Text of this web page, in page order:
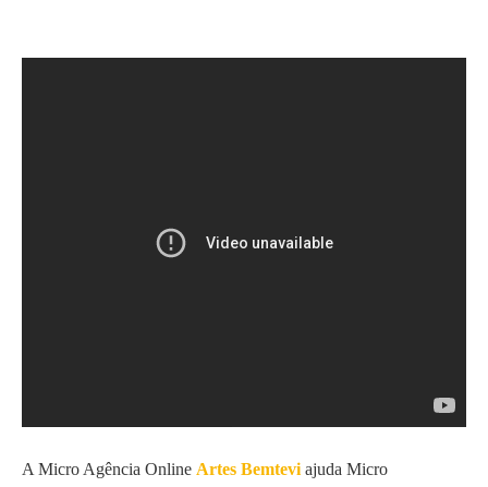
A Micro Agência Online Artes Bemtevi ajuda Micro